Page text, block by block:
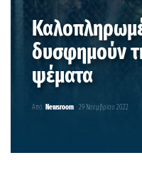
δυσφημούν
ψέματα
Από Newsroom 29 Νοεμβρίου 2022